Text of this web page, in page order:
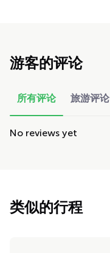
游客的评论
所有评论 旅游评论
No reviews yet
类似的行程